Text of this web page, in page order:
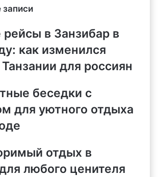
записи
в Занзибар в
как изменился
для россиян
беседки с
для уютного отдыха
отдых в
любого ценителя